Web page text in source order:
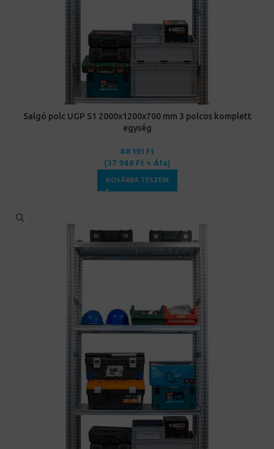
Salgó polc UGP S1 2000x1200x700 mm 3 polcos komplett
egység
48 191 Ft
(37 946Ft + Áfa)
KOSÁRBA TESZEM